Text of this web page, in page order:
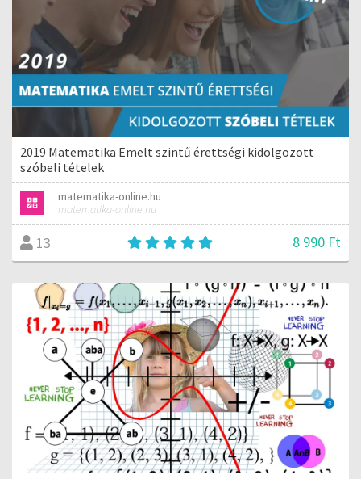
2019 Matematika Emelt szintű érettségi kidolgozott
szóbeli tételek
matematika-online.hu
matematika-online.hu
13 8 990 Ft